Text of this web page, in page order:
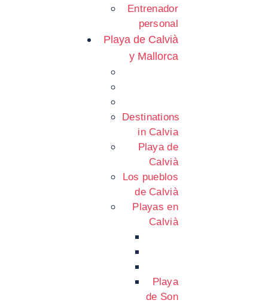
Entrenador
personal
Playa de Calvià
y Mallorca
Destinations
in Calvia
Playa de
Calvià
Los pueblos
de Calvià
Playas en
Calvià
Playa
de Son